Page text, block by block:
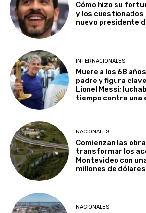
Cómo hizo su
y los cuestionados
nuevo presidente
INTERNACIONALES
Muere a los 68
padre y figura
Lionel Messi;
tiempo contra una
NACIONALES
Comienzan las
transformar los
Montevideo con
millones de dólares
NACIONALES